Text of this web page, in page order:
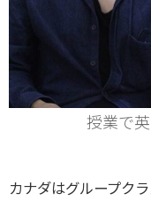
授業で
カナダはグループク